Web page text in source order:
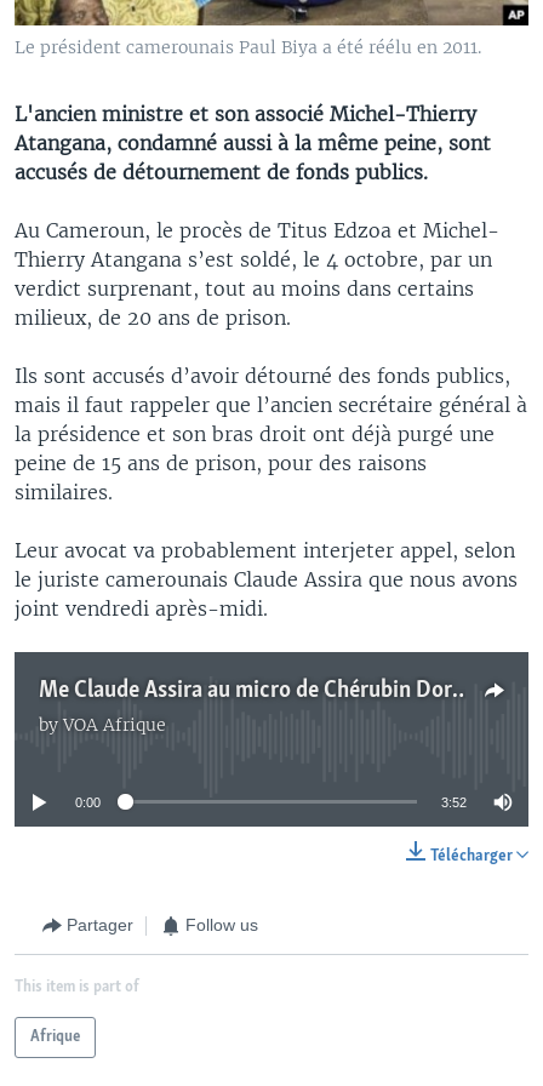
Le président camerounais Paul Biya a été réélu en 2011.
L'ancien ministre et son associé Michel-Thierry
Atangana, condamné aussi à la même peine, sont
accusés de détournement de fonds publics.
Au Cameroun, le procès de Titus Edzoa et Michel-
Thierry Atangana s’est soldé, le 4 octobre, par un
verdict surprenant, tout au moins dans certains
milieux, de 20 ans de prison.
Ils sont accusés d’avoir détourné des fonds publics,
mais il faut rappeler que l’ancien secrétaire général à
la présidence et son bras droit ont déjà purgé une
peine de 15 ans de prison, pour des raisons
similaires.
Leur avocat va probablement interjeter appel, selon
le juriste camerounais Claude Assira que nous avons
joint vendredi après-midi.
Me Claude Assira au micro de Chérubin Dorcil
byVOA Afrique
No media source currently available
0:00 3:52
Télécharger
Partager Follow us
This item is part of
Afrique